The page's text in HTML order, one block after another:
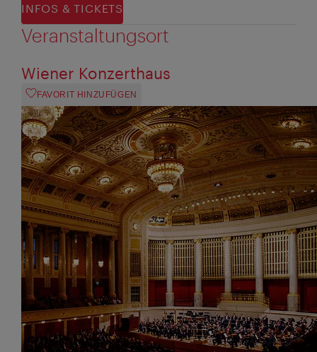
INFOS & TICKETS
Veranstaltungsort
Wiener Konzerthaus
FAVORIT HINZUFÜGEN